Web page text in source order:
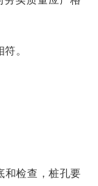
。
和检查，桩孔要